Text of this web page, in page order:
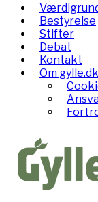
Bestyrelse
Stifter
Debat
Kontakt
Om gylle.dk